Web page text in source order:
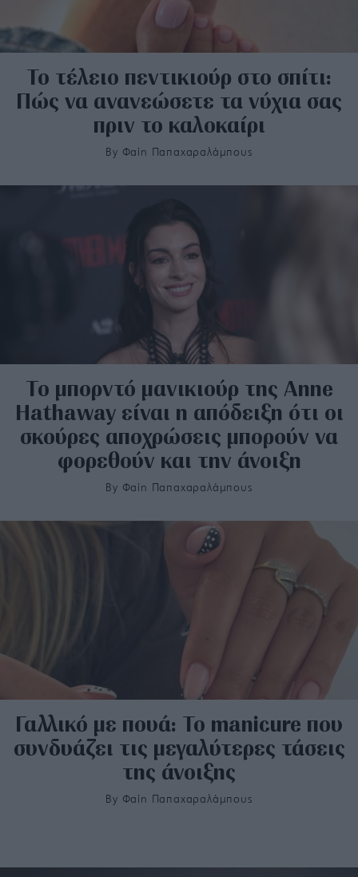
Το τέλειο πεντικιούρ στο σπίτι:
Πώς να ανανεώσετε τα νύχια σας
πριν το καλοκαίρι
By Φαίη Παπαχαραλάμπους
To μπορντό μανικιούρ της Anne
Hathaway είναι η απόδειξη ότι οι
σκούρες αποχρώσεις μπορούν να
φορεθούν και την άνοιξη
By Φαίη Παπαχαραλάμπους
Γαλλικό με πουά: Το manicure που
συνδυάζει τις μεγαλύτερες τάσεις
της άνοιξης
By Φαίη Παπαχαραλάμπους